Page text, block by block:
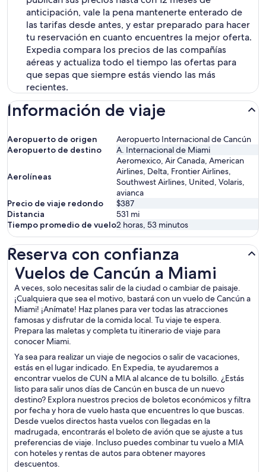
anticipación, vale la pena mantenerte enterado de
las tarifas desde antes, y estar preparado para hacer
tu reservación en cuanto encuentres la mejor oferta.
Expedia compara los precios de las compañías
aéreas y actualiza todo el tiempo las ofertas para
que sepas que siempre estás viendo las más
recientes.
Información de viaje
Aeropuerto de origen
Aeropuerto Internacional de Cancún
Aeropuerto de destino
A. Internacional de Miami
Aerolíneas
Aeromexico, Air Canada, American
Airlines, Delta, Frontier Airlines,
Southwest Airlines, United, Volaris,
avianca
Precio de viaje redondo
$387
Distancia
531 mi
Tiempo promedio de vuelo2 horas, 53 minutos
Reserva con confianza
Vuelos de Cancún a Miami
A veces, solo necesitas salir de la ciudad o cambiar de paisaje.
¡Cualquiera que sea el motivo, bastará con un vuelo de Cancún a
Miami! ¡Anímate! Haz planes para ver todas las atracciones
famosas y disfrutar de la comida local. Tu viaje te espera.
Prepara las maletas y completa tu itinerario de viaje para
conocer Miami.
Ya sea para realizar un viaje de negocios o salir de vacaciones,
estás en el lugar indicado. En Expedia, te ayudaremos a
encontrar vuelos de CUN a MIA al alcance de tu bolsillo. ¿Estás
listo para salir unos días de Cancún en busca de un nuevo
destino? Explora nuestros precios de boletos económicos y filtra
por fecha y hora de vuelo hasta que encuentres lo que buscas.
Desde vuelos directos hasta vuelos con llegadas en la
madrugada, encontrarás el boleto de avión que se ajuste a tus
preferencias de viaje. Incluso puedes combinar tu vuelo a MIA
con hoteles y rentas de autos para obtener mayores
descuentos.
Vuelos de Cancún a Miami